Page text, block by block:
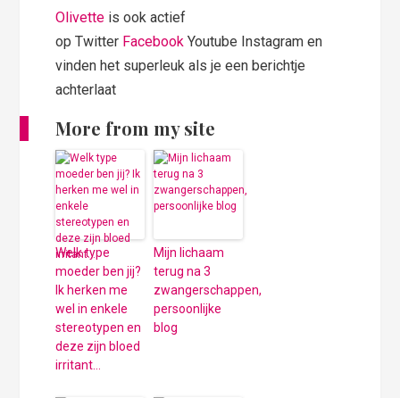
Olivette is ook actief
op Twitter Facebook Youtube Instagram en
vinden het superleuk als je een berichtje
achterlaat
More from my site
Welk type
moeder ben jij?
Ik herken me
wel in enkele
stereotypen en
deze zijn bloed
irritant…
Mijn lichaam
terug na 3
zwangerschappen,
persoonlijke
blog